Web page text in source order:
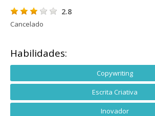
2.8
Cancelado
Habilidades:
Copywriting
Escrita Criativa
Inovador